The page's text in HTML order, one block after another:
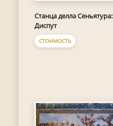
Станца делла Сеньятура:
Диспут
СТОИМОСТЬ